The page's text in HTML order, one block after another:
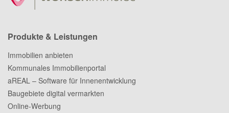
Produkte & Leistungen
Immobilien anbieten
Kommunales Immobilienportal
aREAL – Software für Innenentwicklung
Baugebiete digital vermarkten
Online-Werbung